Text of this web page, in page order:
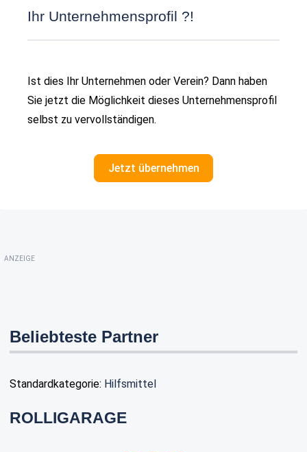
Ihr Unternehmensprofil ?!
Ist dies Ihr Unternehmen oder Verein? Dann haben
Sie jetzt die Möglichkeit dieses Unternehmensprofil
selbst zu vervollständigen.
Jetzt übernehmen
ANZEIGE
Beliebteste Partner
Standardkategorie: Hilfsmittel
ROLLIGARAGE